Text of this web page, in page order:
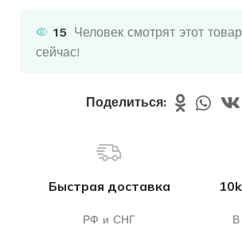
15 Человек смотрят этот
сейчас!
Поделиться:
Быстрая доставка
РФ и СНГ В